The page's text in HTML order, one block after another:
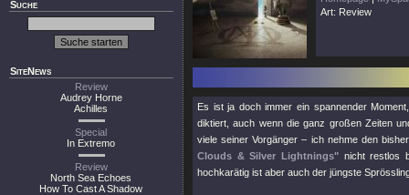
Suche
SiteNews
Review
Audrey Horne
Achilles
Special
In Extremo
Review
North Sea Echoes
How To Cast A Shadow
Art: Review
Es ist ja doch immer ein spannender
diktiert, auch wenn die ganz großen Zeiten
viele seiner Vorgänger – ich nehme den
Clouds & Silver Lightnings" nicht restlos
hochkarätig ist aber auch der jüngste